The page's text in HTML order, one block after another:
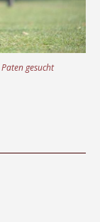
Paten gesucht